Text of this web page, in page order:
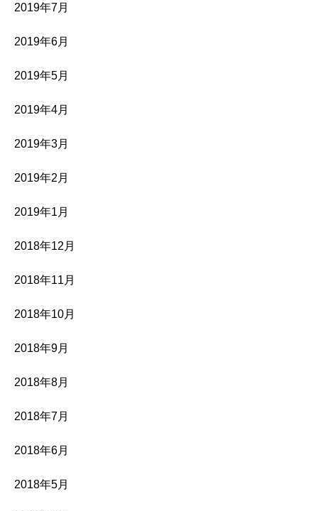
2019年7月
2019年6月
2019年5月
2019年4月
2019年3月
2019年2月
2019年1月
2018年12月
2018年11月
2018年10月
2018年9月
2018年8月
2018年7月
2018年6月
2018年5月